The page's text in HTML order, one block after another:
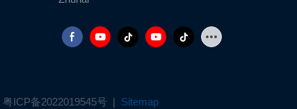
粤ICP备2022019545号 | Sitemap